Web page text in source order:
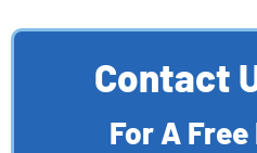
Contact
For A